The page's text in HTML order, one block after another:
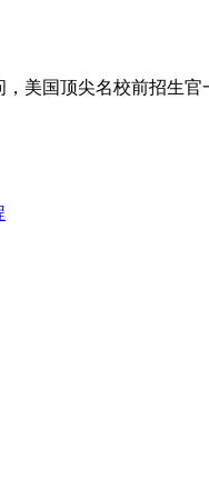
美国顶尖名校前招生